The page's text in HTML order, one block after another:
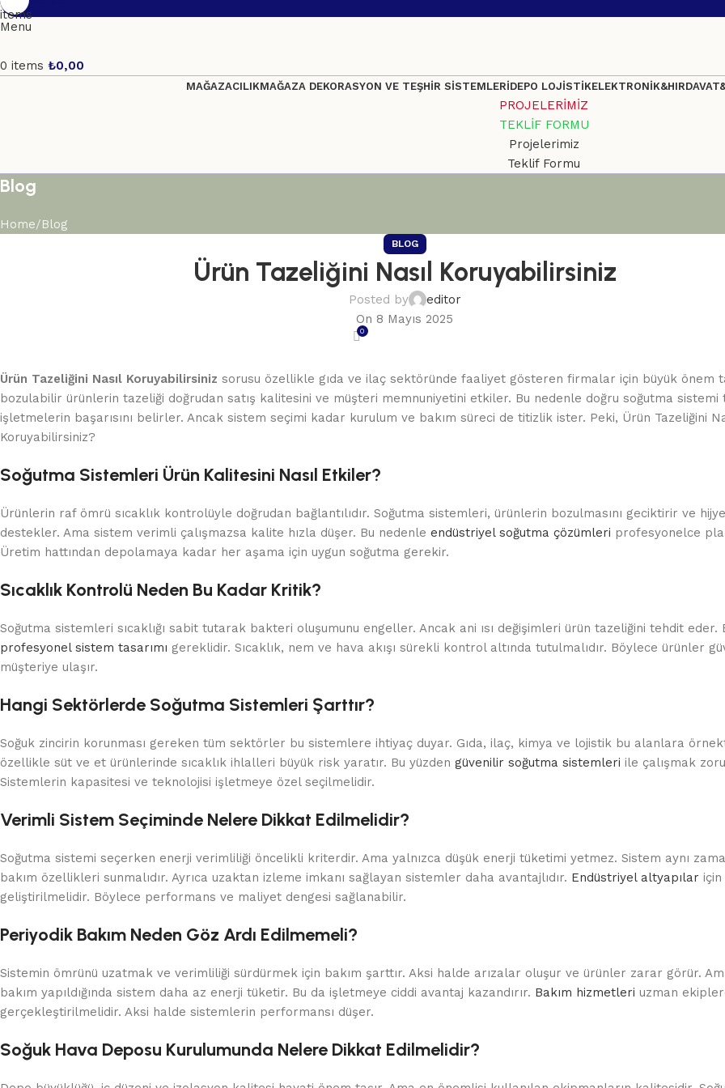
items
Menu
0 items ₺0,00
MAĞAZACILIKMAĞAZA DEKORASYON VE TEŞHİR SİSTEMLERİDEPO LOJİSTİK
PROJELERİMİZ
TEKLİF FORMU
Projelerimiz
Teklif Formu
Blog
Home Blog
BLOG
Ürün Tazeliğini Nasıl Koruyabilirsiniz
Posted by
editor
On 8 Mayıs 2025
0
Ürün Tazeliğini Nasıl Koruyabilirsiniz sorusu özellikle gıda ve ilaç sektöründe faaliyet gösteren firmalar için büyük önem
bozulabilir ürünlerin tazeliği doğrudan satış kalitesini ve müşteri memnuniyetini etkiler. Bu nedenle doğru soğutma sistemi
işletmelerin başarısını belirler. Ancak sistem seçimi kadar kurulum ve bakım süreci de titizlik ister. Peki, Ürün Tazeliğini
Koruyabilirsiniz?
Soğutma Sistemleri Ürün Kalitesini Nasıl Etkiler?
Ürünlerin raf ömrü sıcaklık kontrolüyle doğrudan bağlantılıdır. Soğutma sistemleri, ürünlerin bozulmasını geciktirir ve
destekler. Ama sistem verimli çalışmazsa kalite hızla düşer. Bu nedenle endüstriyel soğutma çözümleri profesyonelce
Üretim hattından depolamaya kadar her aşama için uygun soğutma gerekir.
Sıcaklık Kontrolü Neden Bu Kadar Kritik?
Soğutma sistemleri sıcaklığı sabit tutarak bakteri oluşumunu engeller. Ancak ani ısı değişimleri ürün tazeliğini tehdit eder.
profesyonel sistem tasarımı gereklidir. Sıcaklık, nem ve hava akışı sürekli kontrol altında tutulmalıdır. Böylece ürünler
müşteriye ulaşır.
Hangi Sektörlerde Soğutma Sistemleri Şarttır?
Soğuk zincirin korunması gereken tüm sektörler bu sistemlere ihtiyaç duyar. Gıda, ilaç, kimya ve lojistik bu alanlara
özellikle süt ve et ürünlerinde sıcaklık ihlalleri büyük risk yaratır. Bu yüzden güvenilir soğutma sistemleri ile çalışmak
Sistemlerin kapasitesi ve teknolojisi işletmeye özel seçilmelidir.
Verimli Sistem Seçiminde Nelere Dikkat Edilmelidir?
Soğutma sistemi seçerken enerji verimliliği öncelikli kriterdir. Ama yalnızca düşük enerji tüketimi yetmez. Sistem aynı
bakım özellikleri sunmalıdır. Ayrıca uzaktan izleme imkanı sağlayan sistemler daha avantajlıdır. Endüstriyel altyapılar
geliştirilmelidir. Böylece performans ve maliyet dengesi sağlanabilir.
Periyodik Bakım Neden Göz Ardı Edilmemeli?
Sistemin ömrünü uzatmak ve verimliliği sürdürmek için bakım şarttır. Aksi halde arızalar oluşur ve ürünler zarar görür.
bakım yapıldığında sistem daha az enerji tüketir. Bu da işletmeye ciddi avantaj kazandırır. Bakım hizmetleri uzman
gerçekleştirilmelidir. Aksi halde sistemlerin performansı düşer.
Soğuk Hava Deposu Kurulumunda Nelere Dikkat Edilmelidir?